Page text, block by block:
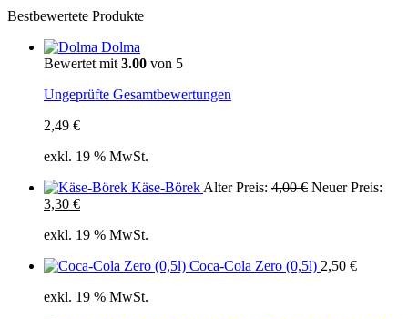
Bestbewertete Produkte
Dolma
Bewertet mit 3.00 von 5
Ungeprüfte Gesamtbewertungen
2,49 €
exkl. 19 % MwSt.
Käse-Börek Alter Preis: 4,00€ Ursprünglicher
Neuer Preis:
3,30 €Aktueller
ist:
exkl. 19 % MwSt.
Coca-Cola Zero (0,5l) 2,50 €
exkl. 19 % MwSt.